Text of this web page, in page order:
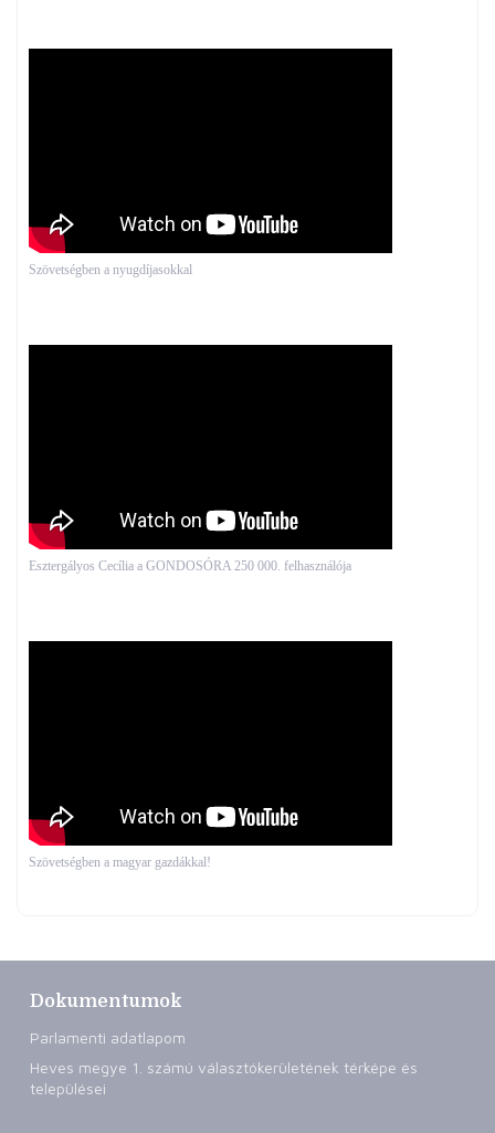
Szövetségben a nyugdíjasokkal
Esztergályos Cecília a GONDOSÓRA 250 000. felhasználója
Szövetségben a magyar gazdákkal!
Dokumentumok
Parlamenti adatlapom
Heves megye 1. számú választókerületének térképe és
települései